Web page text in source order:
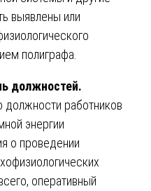
выявлены или
полиграфа.
должностей.
должности работников
энергии
о проведении
оперативный